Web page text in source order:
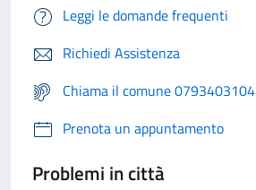
Leggi le domande frequenti
Richiedi Assistenza
Chiama il comune 0793403104
Prenota un appuntamento
Problemi in città